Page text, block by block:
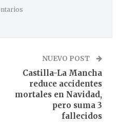
NUEVO POST
Castilla-La Mancha
reduce accidentes
mortales en Navidad,
pero suma 3
fallecidos